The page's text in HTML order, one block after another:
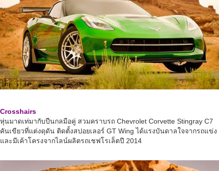
Crosshairs
หุ่นมาดเท่มากับปืนกลมือคู่ สวมคราบรถ Chevrolet Corvette Stingray C7
คันเขียวที่แต่งดุดัน ติดตั้งสปอยเลอร์ GT Wing ได้แรงบันดาลใจจากรถแข่ง
และมีเค้าโครงจากไลน์ผลิตรถเชฟโรเล็ตปี 2014